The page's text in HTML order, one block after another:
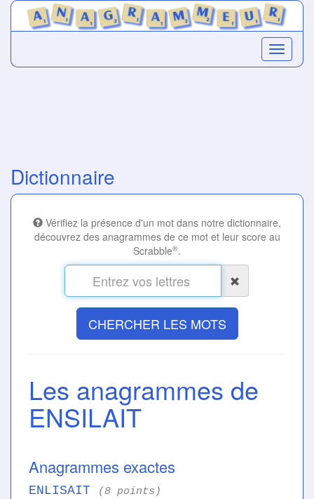
Dictionnaire
Vérifiez la présence d'un mot dans notre dictionnaire,
découvrez des anagrammes de ce mot et leur score au
Scrabble®.
CHERCHER LES MOTS
Les anagrammes de
ENSILAIT
Anagrammes exactes
ENLISAIT (8 points)